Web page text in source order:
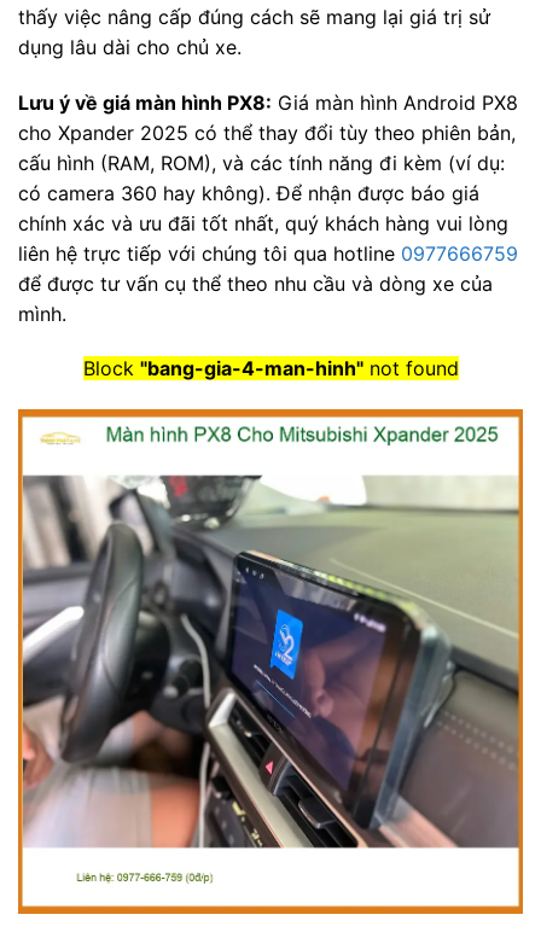
thấy việc nâng cấp đúng cách sẽ mang lại giá trị sử
dụng lâu dài cho chủ xe.
Lưu ý về giá màn hình PX8: Giá màn hình Android PX8
cho Xpander 2025 có thể thay đổi tùy theo phiên bản,
cấu hình (RAM, ROM), và các tính năng đi kèm (ví dụ:
có camera 360 hay không). Để nhận được báo giá
chính xác và ưu đãi tốt nhất, quý khách hàng vui lòng
liên hệ trực tiếp với chúng tôi qua hotline 0977666759
để được tư vấn cụ thể theo nhu cầu và dòng xe của
mình.
Block "bang-gia-4-man-hinh"not found